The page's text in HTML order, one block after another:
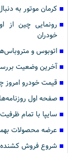
کرمان موتور به دنبال ۲ محصول جدید
رونمایی چین از
خودران
اتوبوس و
آخرین وضعیت
قیمت خودرو امروز چهارشنبه
صفحه اول روزنامه‌های
سایپا با تمام
عرضه محصولات
شروع فروش کشنده